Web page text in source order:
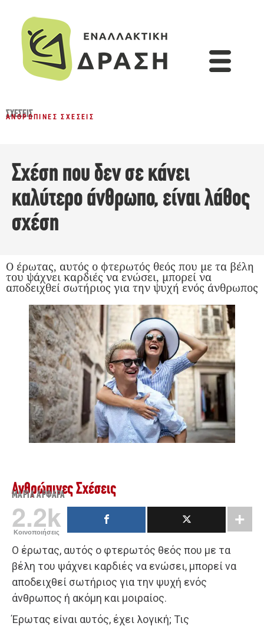
ΣΧΈΣΕΙΣ
ΑΝΘΡΏΠΙΝΕΣ ΣΧΈΣΕΙΣ
Σχέση που δεν σε κάνει
καλύτερο άνθρωπο, είναι λάθος
σχέση
Ο έρωτας, αυτός ο φτερωτός θεός που με τα βέλη
του ψάχνει καρδιές να ενώσει, μπορεί να
αποδειχθεί σωτήριος για την ψυχή ενός άνθρωπος
Ανθρώπινες Σχέσεις
ΜΑΡΊΑ ΑΡΦΑΡΆ
2.2k
Κοινοποιήσεις
Ο έρωτας, αυτός ο φτερωτός θεός που με τα
βέλη του ψάχνει καρδιές να ενώσει, μπορεί να
αποδειχθεί σωτήριος για την ψυχή ενός
άνθρωπος ή ακόμη και μοιραίος.
Έρωτας είναι αυτός, έχει λογική; Τις